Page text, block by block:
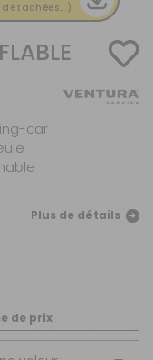
car
Plus de détails
de prix